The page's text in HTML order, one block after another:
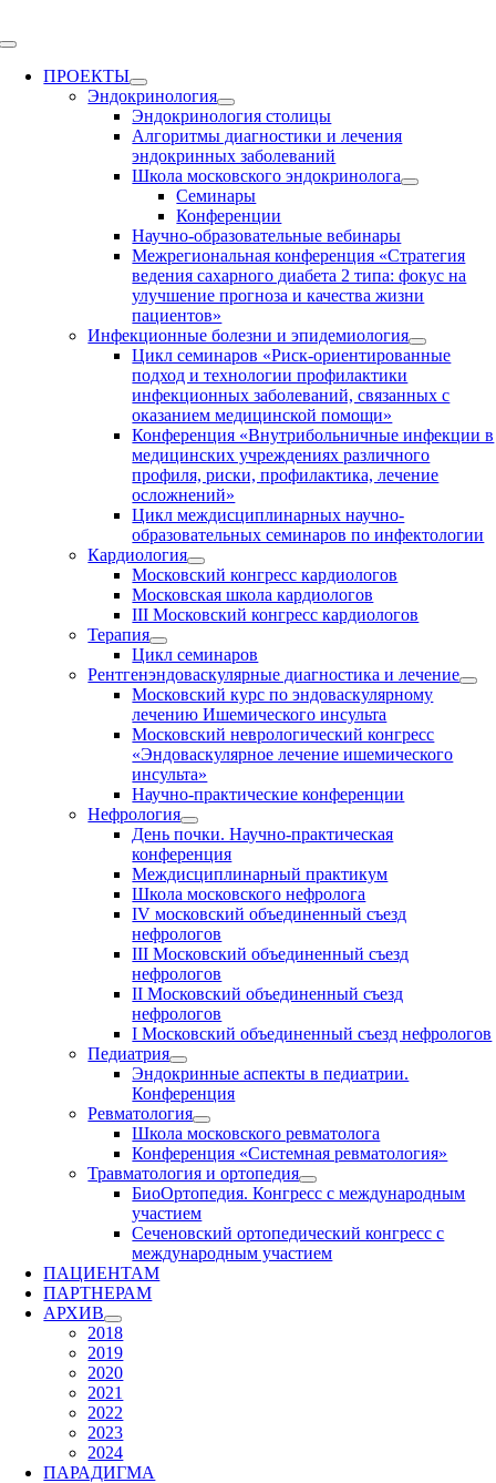
to
Toggle
NavigationПРОЕКТЫ
Эндокринология
Эндокринология столицы
Алгоритмы диагностики и лечения
эндокринных заболеваний
Школа московского эндокринолога
Семинары
Конференции
Научно-образовательные вебинары
Межрегиональная конференция «Стратегия
ведения сахарного диабета 2 типа: фокус на
улучшение прогноза и качества жизни
пациентов»
Инфекционные болезни и эпидемиология
Цикл семинаров «Риск-ориентированные
подход и технологии профилактики
инфекционных заболеваний, связанных с
оказанием медицинской помощи»
Конференция «Внутрибольничные инфекции в
медицинских учреждениях различного
профиля, риски, профилактика, лечение
осложнений»
Цикл междисциплинарных научно-
образовательных семинаров по инфектологии
Кардиология
Московский конгресс кардиологов
Московская школа кардиологов
III Московский конгресс кардиологов
Терапия
Цикл семинаров
Рентгенэндоваскулярные диагностика и лечение
Московский курс по эндоваскулярному
лечению Ишемического инсульта
Московский неврологический конгресс
«Эндоваскулярное лечение ишемического
инсульта»
Научно-практические конференции
Нефрология
День почки. Научно-практическая
конференция
Междисциплинарный практикум
Школа московского нефролога
IV московский объединенный съезд
нефрологов
III Московский объединенный съезд
нефрологов
II Московский объединенный съезд
нефрологов
I Московский объединенный съезд нефрологов
Педиатрия
Эндокринные аспекты в педиатрии.
Конференция
Ревматология
Школа московского ревматолога
Конференция «Системная ревматология»
Травматология и ортопедия
БиоОртопедия. Конгресс с международным
участием
Сеченовский ортопедический конгресс с
международным участием
ПАЦИЕНТАМ
ПАРТНЕРАМ
АРХИВ
2018
2019
2020
2021
2022
2023
2024
ПАРАДИГМА